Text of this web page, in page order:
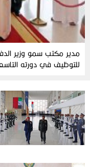
مدير مكتب سمو وزير
للتوظيف في دورته